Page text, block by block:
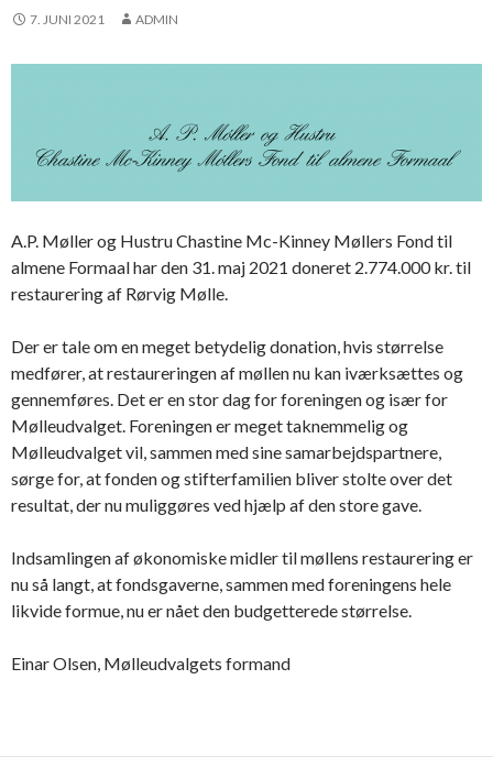
7. JUNI 2021 ADMIN
A.P. Møller og Hustru Chastine Mc-Kinney Møllers Fond til
almene Formaal har den 31. maj 2021 doneret 2.774.000 kr. til
restaurering af Rørvig Mølle.
Der er tale om en meget betydelig donation, hvis størrelse
medfører, at restaureringen af møllen nu kan iværksættes og
gennemføres. Det er en stor dag for foreningen og især for
Mølleudvalget. Foreningen er meget taknemmelig og
Mølleudvalget vil, sammen med sine samarbejdspartnere,
sørge for, at fonden og stifterfamilien bliver stolte over det
resultat, der nu muliggøres ved hjælp af den store gave.
Indsamlingen af økonomiske midler til møllens restaurering er
nu så langt, at fondsgaverne, sammen med foreningens hele
likvide formue, nu er nået den budgetterede størrelse.
Einar Olsen, Mølleudvalgets formand